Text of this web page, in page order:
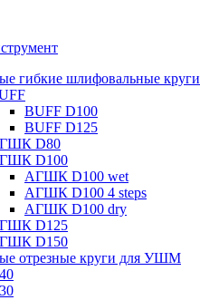
гибкие шлифовальные круги
BUFF D100
BUFF D125
D80
D100
АГШК D100 wet
АГШК D100 4 steps
АГШК D100 dry
D125
D150
отрезные круги для УШМ